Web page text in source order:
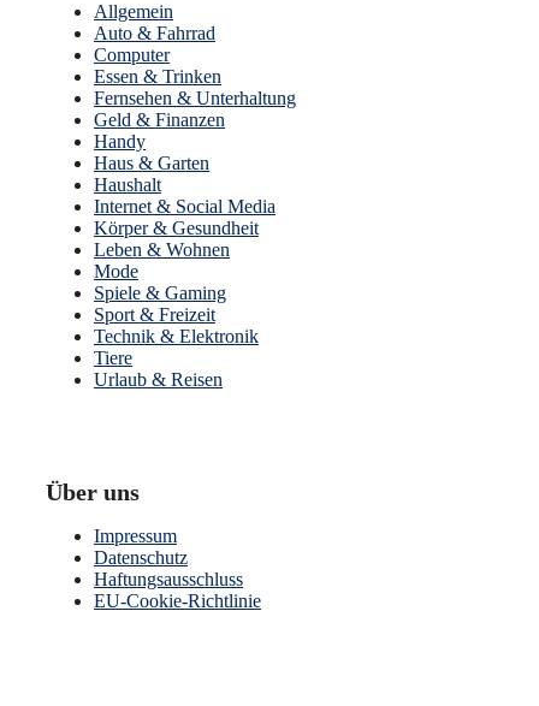
Allgemein
Auto & Fahrrad
Computer
Essen & Trinken
Fernsehen & Unterhaltung
Geld & Finanzen
Handy
Haus & Garten
Haushalt
Internet & Social Media
Körper & Gesundheit
Leben & Wohnen
Mode
Spiele & Gaming
Sport & Freizeit
Technik & Elektronik
Tiere
Urlaub & Reisen
Über uns
Impressum
Datenschutz
Haftungsausschluss
EU-Cookie-Richtlinie